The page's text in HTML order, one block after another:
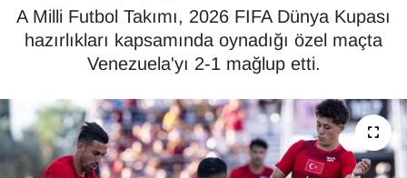
A Milli Futbol Takımı, 2026 FIFA Dünya Kupası
hazırlıkları kapsamında oynadığı özel maçta
Venezuela'yı 2-1 mağlup etti.
Deprem
Dernekler, Odalar
Diğer
DÜNYA
Son Dakika Haberleri
Haber Arşivi